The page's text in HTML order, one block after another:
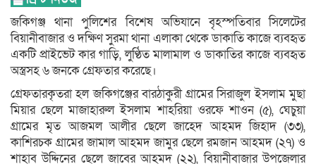
জকিগঞ্জ থানা পুলিশের বিশেষ অভিযানে বৃহস্পতিবার সিলেটের
বিয়ানীবাজার ও দক্ষিণ সুরমা থানা এলাকা থেকে ডাকাতি কাজে ব্যবহৃত
একটি প্রাইভেট কার গাড়ি, লুণ্ঠিত মালামাল ও ডাকাতির কাজে ব্যবহৃত
অস্ত্রসহ ৬ জনকে গ্রেফতার করেছে।
গ্রেফতারকৃতরা হল জকিগঞ্জের বারঠাকুরী গ্রামের সিরাজুল ইসলাম মুছা
মিয়ার ছেলে মাজাহারুল ইসলাম শাহরিয়া ওরফে শাওন (৫), ঘেচুয়া
গ্রামের মৃত আজমল আলীর ছেলে জাহেদ আহমদ জিহাদ (৩৩),
কাশিরচক গ্রামের জামাল আহমদ জামুর ছেলে রমজান আহমদ (২৭) ও
শাহাব উদ্দিনের ছেলে জাবের আহমদ (২২), বিয়ানীবাজার উপজেলার